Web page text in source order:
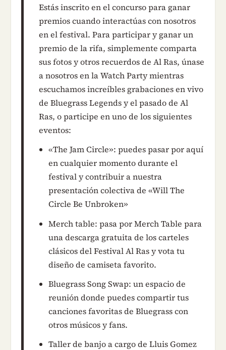
Estás inscrito en el concurso para ganar
premios cuando interactúas con nosotros
en el festival. Para participar y ganar un
premio de la rifa, simplemente comparta
sus fotos y otros recuerdos de Al Ras, únase
a nosotros en la Watch Party mientras
escuchamos increíbles grabaciones en vivo
de Bluegrass Legends y el pasado de Al
Ras, o participe en uno de los siguientes
eventos:
«The Jam Circle»: puedes pasar por aquí
en cualquier momento durante el
festival y contribuir a nuestra
presentación colectiva de «Will The
Circle Be Unbroken»
Merch table: pasa por Merch Table para
una descarga gratuita de los carteles
clásicos del Festival Al Ras y vota tu
diseño de camiseta favorito.
Bluegrass Song Swap: un espacio de
reunión donde puedes compartir tus
canciones favoritas de Bluegrass con
otros músicos y fans.
Taller de banjo a cargo de Lluis Gomez